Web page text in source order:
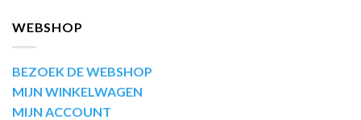
WEBSHOP
BEZOEK DE WEBSHOP
MIJN WINKELWAGEN
MIJN ACCOUNT